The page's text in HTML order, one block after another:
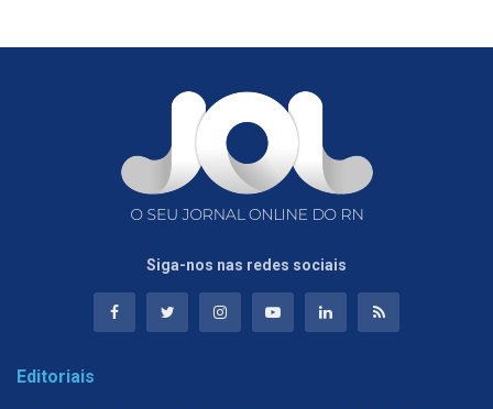
Siga-nos nas redes sociais
Editoriais